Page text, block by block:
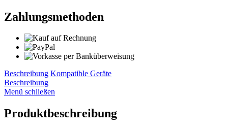
Zahlungsmethoden
Beschreibung Kompatible Geräte
Beschreibung
Menü schließen
Produktbeschreibung